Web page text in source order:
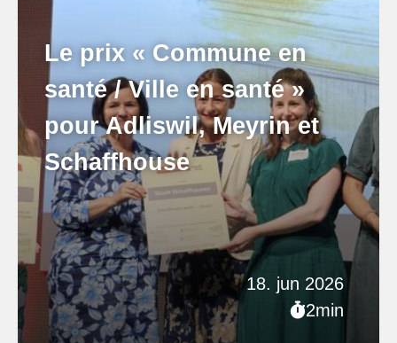
18. jun 2026
2min
Le prix « Commune en
santé / Ville en santé »
pour Adliswil, Meyrin et
Schaffhouse